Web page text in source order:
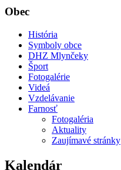
Obec
História
Symboly obce
DHZ Mlynčeky
Šport
Fotogalérie
Videá
Vzdelávanie
Farnosť
Fotogaléria
Aktuality
Zaujímavé stránky
Kalendár